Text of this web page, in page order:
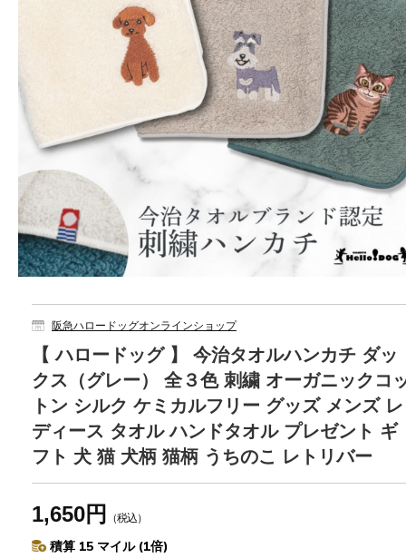
阪急ハロードッグオンラインショップ
【 ハロードッグ 】 今治タオルハンカチ ダッ
クス（グレー） 全３色 刺繍 オーガニックコ
トン シルク ケミカルフリー グッズ メンズ レ
ディース タオル ハンドタオル プレゼント ギ
フト 犬 猫 犬柄 猫柄 うちのこ レトリバー
1,650円 （税込）
積算 15 マイル (1倍)